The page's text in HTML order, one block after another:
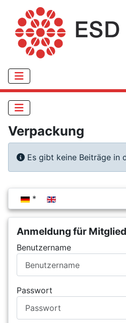
Sprache auswählen
Anmeldung für
Benutzername
Passwort
Verpackung
Information
Es gibt keine Beiträge in